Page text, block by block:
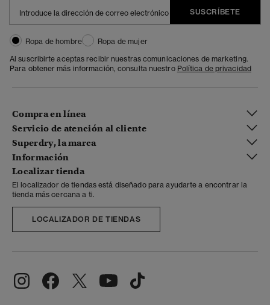
SUSCRÍBETE
Ropa de hombre
Ropa de mujer
Al suscribirte aceptas recibir nuestras comunicaciones de marketing.
Para obtener más información, consulta nuestro Política de privacidad
Compra en línea
Servicio de atención al cliente
Superdry, la marca
Información
Localizar tienda
El localizador de tiendas está diseñado para ayudarte a encontrar la
tienda más cercana a ti.
LOCALIZADOR DE TIENDAS